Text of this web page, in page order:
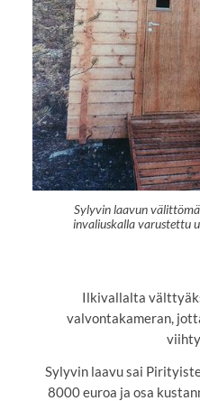
Sylyvin laavun
invaliuskalla varustettu
Ilkivallalta
valvontakameran,
Sylyvin laavu sai
8000 euroa ja osa